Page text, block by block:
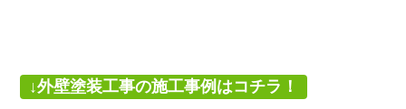
↓外壁塗装工事の施工事例はコチラ！